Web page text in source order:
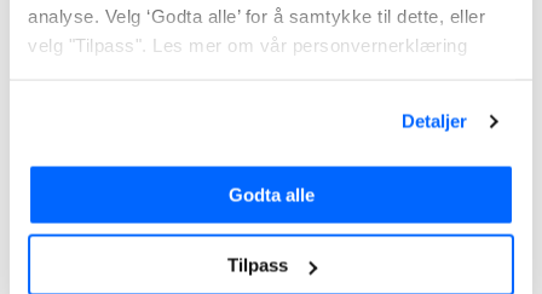
analyse. Velg ‘Godta alle’ for å samtykke til dette, eller
velg "Tilpass". Les mer om vår personvernerklæring
Detaljer
Godta alle
Tilpass
En eiendomsmegler har lisens til å hjelpe deg som skal
selge, kjøpe eller leie ut bolig,
eiendom – enten du er privatperson eller bedrift. En
upartisk forhandler mellom kjøper og selger.
Eiendomsmegleren hjelper deg med:
Verdivurdering av eiendom